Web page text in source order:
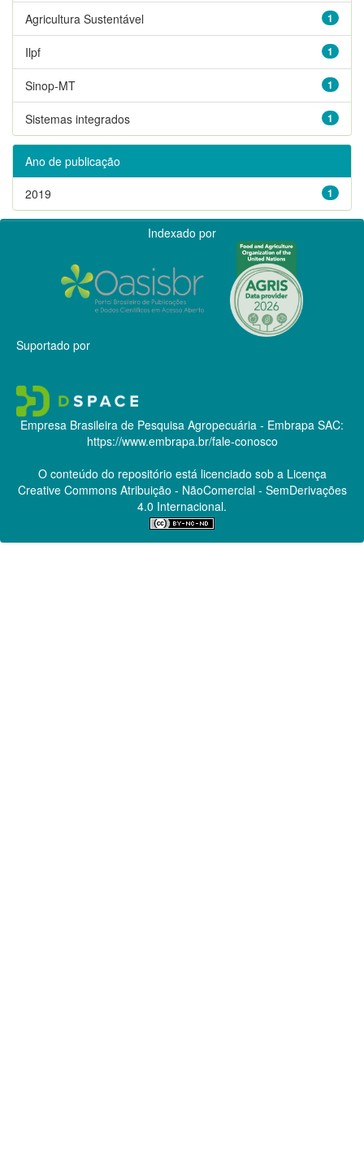
1
Agricultura Sustentável
1
Ilpf
1
Sinop-MT
1
Sistemas integrados
Ano de publicação
1
2019
Indexado por
Suportado por
Empresa Brasileira de Pesquisa Agropecuária - Embrapa SAC:
https://www.embrapa.br/fale-conosco
O conteúdo do repositório está licenciado sob a Licença
Creative CommonsAtribuição - NãoComercial - SemDerivações
4.0 Internacional.